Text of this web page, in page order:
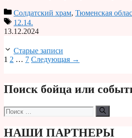
Солдатский храм, Тюменская
12.14.
13.12.2024
Старые записи
Страница
1 Страница
2 … Страница
7 Следующая →
Поиск бойца или
Поиск:
НАШИ ПАРТНЕРЫ